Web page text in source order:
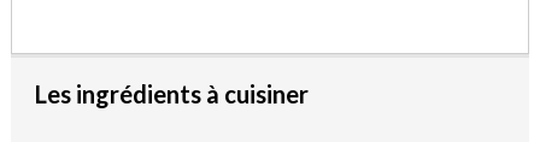
Les ingrédients à cuisiner